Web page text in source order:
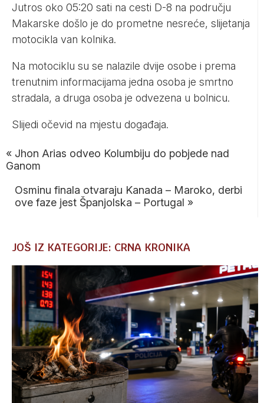
Jutros oko 05:20 sati na cesti D-8 na području
Makarske došlo je do prometne nesreće, slijetanja
motocikla van kolnika.
Na motociklu su se nalazile dvije osobe i prema
trenutnim informacijama jedna osoba je smrtno
stradala, a druga osoba je odvezena u bolnicu.
Slijedi očevid na mjestu događaja.
« Jhon Arias odveo Kolumbiju do pobjede nad
Ganom
Osminu finala otvaraju Kanada – Maroko, derbi
ove faze jest Španjolska – Portugal »
JOŠ IZ KATEGORIJE: CRNA KRONIKA